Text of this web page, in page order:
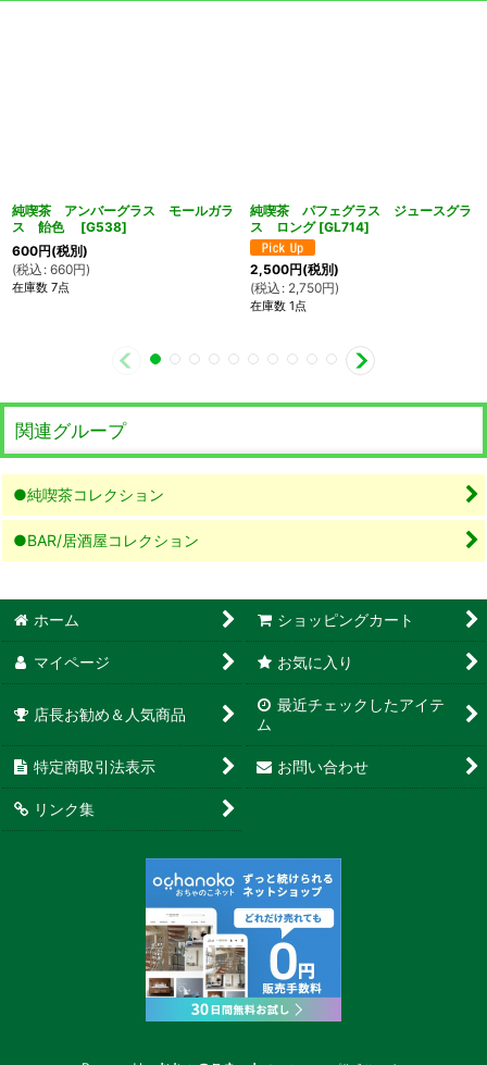
純喫茶 アンバーグラス モールガラ
ス 飴色
[G538]
600円(税別)
(税込 : 660円)
在庫数 7点
純喫茶 パフェグラス ジュースグラ
ス ロング [GL714]
2,500円(税別)
(税込 : 2,750円)
在庫数 1点
関連グループ
●純喫茶コレクション
●BAR/居酒屋コレクション
ホーム ショッピングカート
マイページ お気に入り
店長お勧め＆人気商品
最近チェックしたアイテ
ム
特定商取引法表示 お問い合わせ
リンク集